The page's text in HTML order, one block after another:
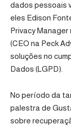
dados pessoais
eles Edison
Privacy
(CEO na Peck
soluções no
Dados (LGPD).
No período da
palestra de
sobre